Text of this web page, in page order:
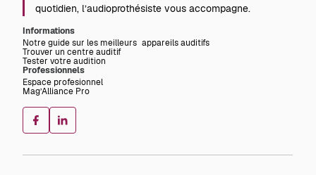
quotidien, l’audioprothésiste vous accompagne.
Informations
Notre guide sur les meilleurs appareils auditifs
Trouver un centre auditif
Tester votre audition
Professionnels
Espace profesionnel
Mag’Alliance Pro